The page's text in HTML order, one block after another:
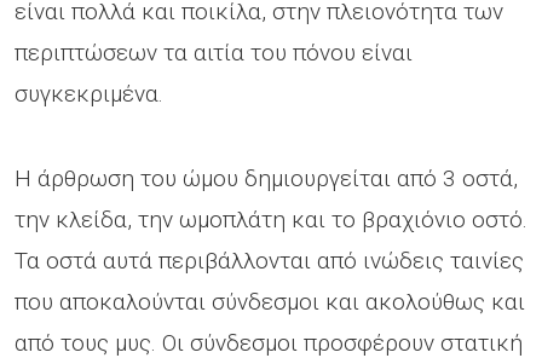
είναι πολλά και ποικίλα, στην πλειονότητα των
περιπτώσεων τα αιτία του πόνου είναι
συγκεκριμένα.
Η άρθρωση του ώμου δημιουργείται από 3 οστά,
την κλείδα, την ωμοπλάτη και το βραχιόνιο οστό.
Τα οστά αυτά περιβάλλονται από ινώδεις ταινίες
που αποκαλούνται σύνδεσμοι και ακολούθως και
από τους μυς. Οι σύνδεσμοι προσφέρουν στατική